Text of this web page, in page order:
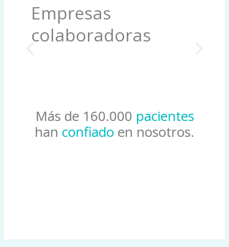
Empresas
colaboradoras
Más de 160.000 pacientes
han confiado en nosotros.